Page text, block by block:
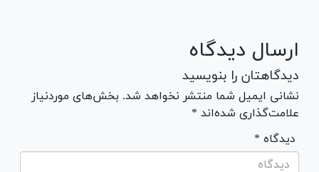
ارسال دیدگاه
دیدگاهتان را بنویسید
نشانی ایمیل شما منتشر نخواهد شد. بخش‌های موردنیاز
علامت‌گذاری شده‌اند *
* دیدگاه